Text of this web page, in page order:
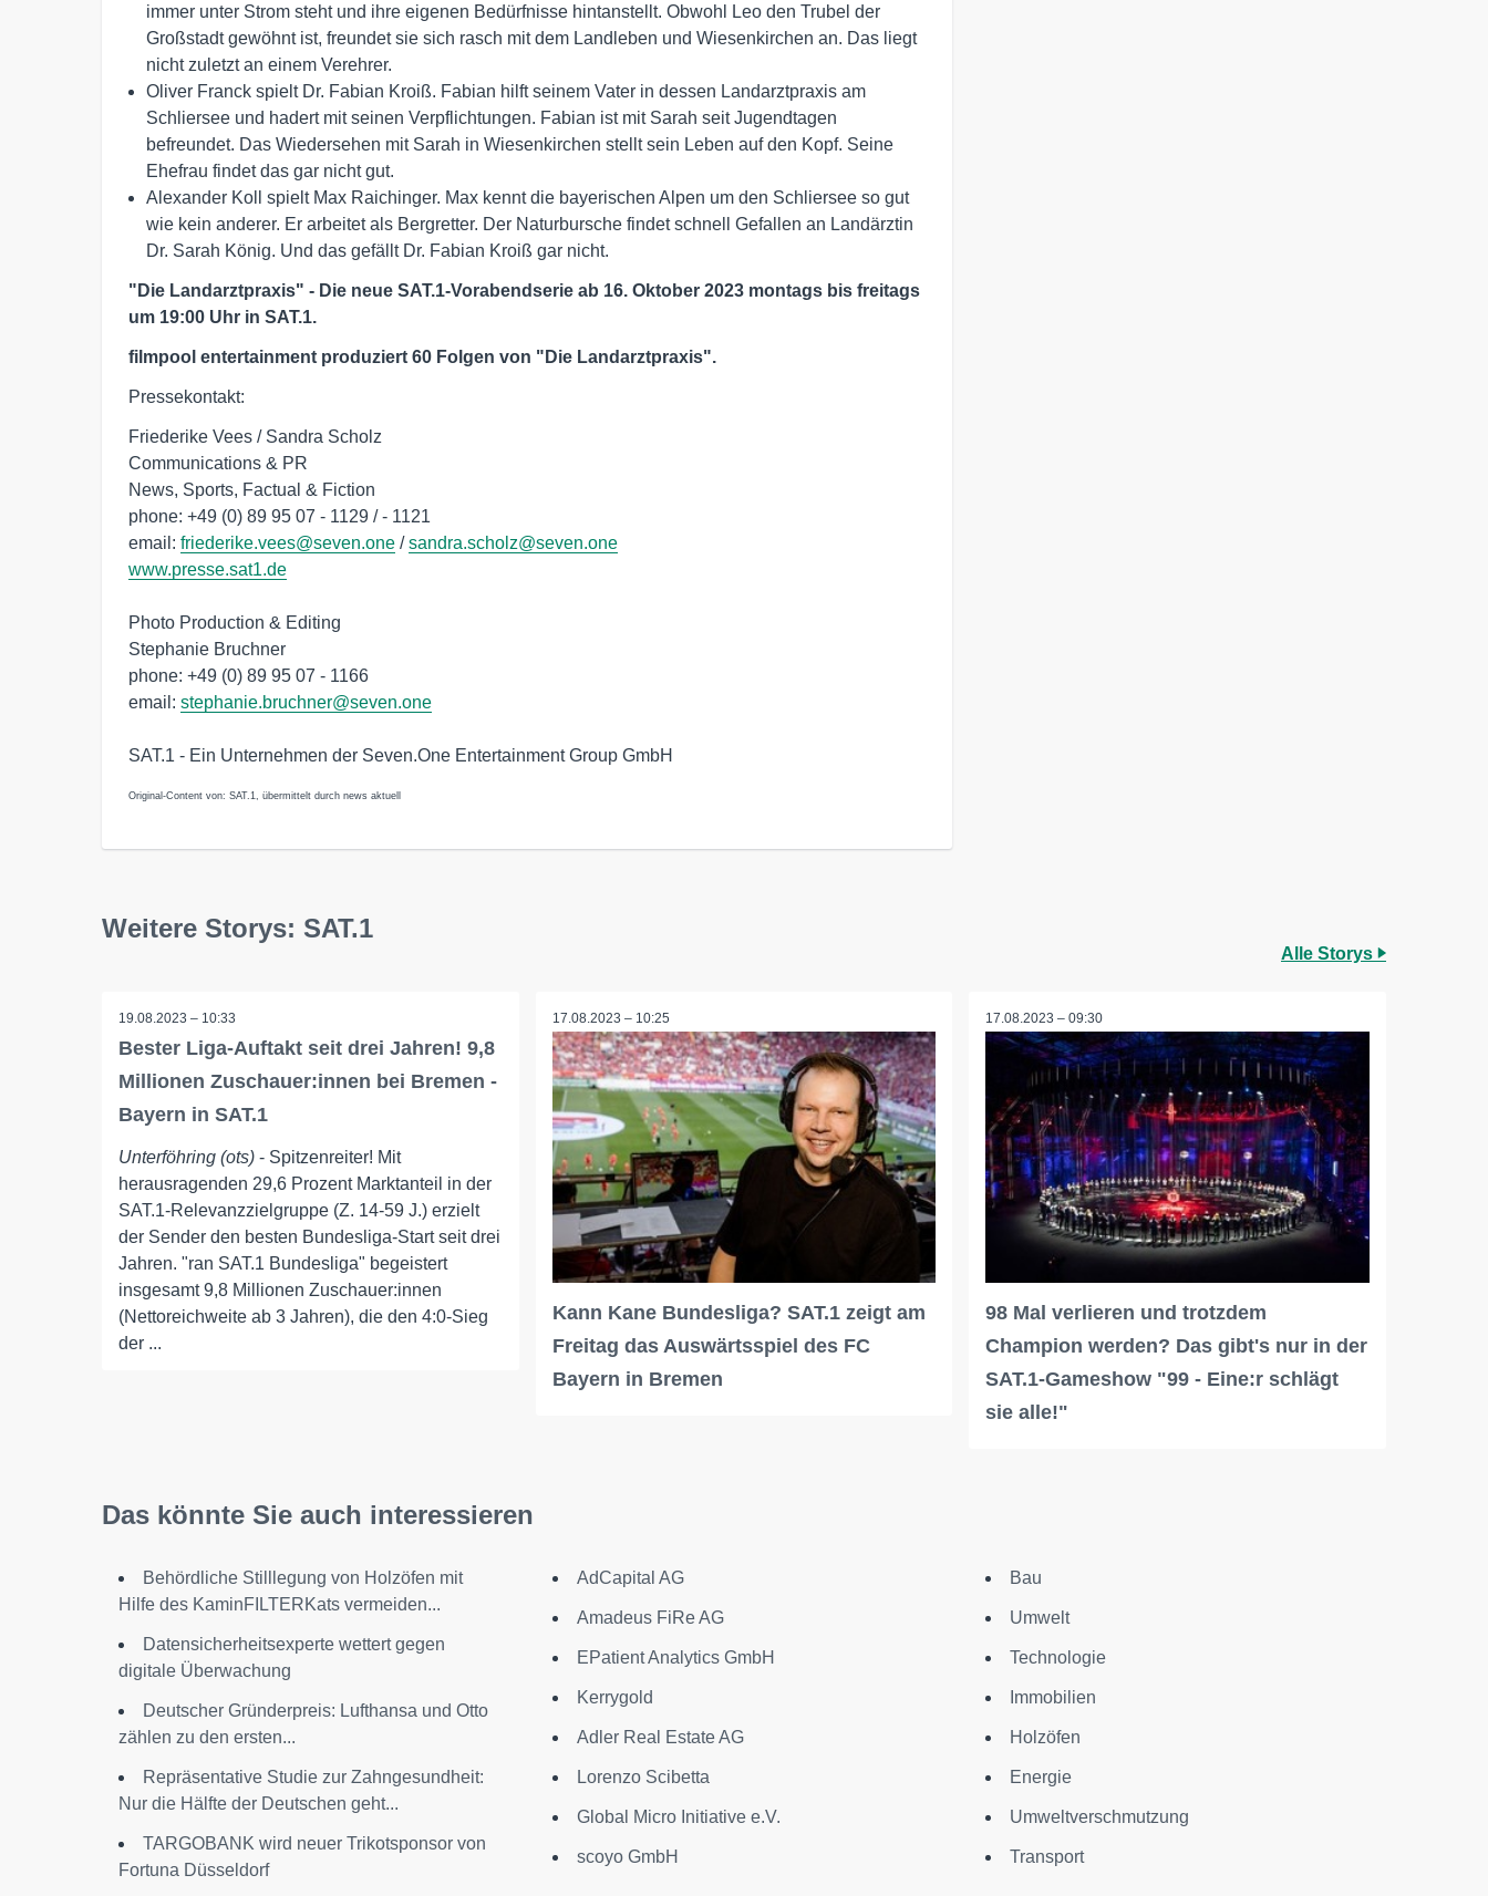
immer unter Strom steht und ihre eigenen Bedürfnisse hintanstellt. Obwohl Leo den Trubel der
Großstadt gewöhnt ist, freundet sie sich rasch mit dem Landleben und Wiesenkirchen an. Das liegt
nicht zuletzt an einem Verehrer.
Oliver Franck spielt Dr. Fabian Kroiß. Fabian hilft seinem Vater in dessen Landarztpraxis am
Schliersee und hadert mit seinen Verpflichtungen. Fabian ist mit Sarah seit Jugendtagen
befreundet. Das Wiedersehen mit Sarah in Wiesenkirchen stellt sein Leben auf den Kopf. Seine
Ehefrau findet das gar nicht gut.
Alexander Koll spielt Max Raichinger. Max kennt die bayerischen Alpen um den Schliersee so gut
wie kein anderer. Er arbeitet als Bergretter. Der Naturbursche findet schnell Gefallen an Landärztin
Dr. Sarah König. Und das gefällt Dr. Fabian Kroiß gar nicht.
"Die Landarztpraxis" - Die neue SAT.1-Vorabendserie ab 16. Oktober 2023 montags bis freitags
um 19:00 Uhr in SAT.1.
filmpool entertainment produziert 60 Folgen von "Die Landarztpraxis".
Pressekontakt:
Friederike Vees / Sandra Scholz
Communications & PR
News, Sports, Factual & Fiction
phone: +49 (0) 89 95 07 - 1129 / - 1121
email: friederike.vees@seven.one /sandra.scholz@seven.one
www.presse.sat1.de
Photo Production & Editing
Stephanie Bruchner
phone: +49 (0) 89 95 07 - 1166
email: stephanie.bruchner@seven.one
SAT.1 - Ein Unternehmen der Seven.One Entertainment Group GmbH
Original-Content von: SAT.1, übermittelt durch news aktuell
Weitere Storys: SAT.1
Alle Storys
19.08.2023 – 10:33
Bester Liga-Auftakt seit drei Jahren! 9,8
Millionen Zuschauer:innen bei Bremen -
Bayern in SAT.1
Unterföhring (ots) - Spitzenreiter! Mit
herausragenden 29,6 Prozent Marktanteil in der
SAT.1-Relevanzzielgruppe (Z. 14-59 J.) erzielt
der Sender den besten Bundesliga-Start seit drei
Jahren. "ran SAT.1 Bundesliga" begeistert
insgesamt 9,8 Millionen Zuschauer:innen
(Nettoreichweite ab 3 Jahren), die den 4:0-Sieg
der ...
17.08.2023 – 10:25
Kann Kane Bundesliga? SAT.1 zeigt am
Freitag das Auswärtsspiel des FC
Bayern in Bremen
17.08.2023 – 09:30
98 Mal verlieren und trotzdem
Champion werden? Das gibt's nur in der
SAT.1-Gameshow "99 - Eine:r schlägt
sie alle!"
Das könnte Sie auch interessieren
Behördliche Stilllegung von Holzöfen mit
Hilfe des KaminFILTERKats vermeiden...
Datensicherheitsexperte wettert gegen
digitale Überwachung
Deutscher Gründerpreis: Lufthansa und Otto
zählen zu den ersten...
Repräsentative Studie zur Zahngesundheit:
Nur die Hälfte der Deutschen geht...
TARGOBANK wird neuer Trikotsponsor von
Fortuna Düsseldorf
AdCapital AG
Amadeus FiRe AG
EPatient Analytics GmbH
Kerrygold
Adler Real Estate AG
Lorenzo Scibetta
Global Micro Initiative e.V.
scoyo GmbH
Bau
Umwelt
Technologie
Immobilien
Holzöfen
Energie
Umweltverschmutzung
Transport